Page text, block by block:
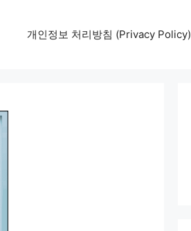
개인정보 처리방침 (Privacy Policy)